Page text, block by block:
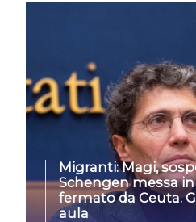
Migranti: Magi,
Schengen messa
fermato da Ceuta.
aula